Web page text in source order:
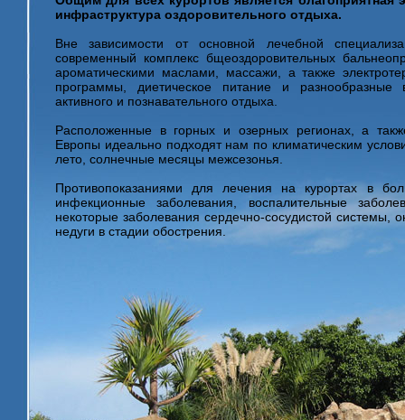
инфраструктура оздоровительного отдыха.
Вне зависимости от основной лечебной
современный комплекс бщеоздоровительных
ароматическими маслами, массажи, а также
программы, диетическое питание и разнообразные
активного и познавательного отдыха.
Расположенные в горных и озерных регионах, а
Европы идеально подходят нам по климатическим
лето, солнечные месяцы межсезонья.
Противопоказаниями для лечения на курортах в
инфекционные заболевания, воспалительные
некоторые заболевания сердечно-сосудистой системы,
недуги в стадии обострения.